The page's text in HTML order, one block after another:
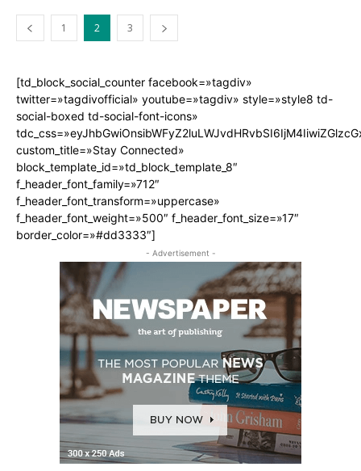
1 2 3
[td_block_social_counter facebook=»tagdiv»
twitter=»tagdivofficial» youtube=»tagdiv» style=»style8 td-
social-boxed td-social-font-icons»
custom_title=»Stay Connected»
block_template_id=»td_block_template_8″
f_header_font_family=»712″
f_header_font_transform=»uppercase»
f_header_font_weight=»500″ f_header_font_size=»17″
border_color=»#dd3333″]
- Advertisement -